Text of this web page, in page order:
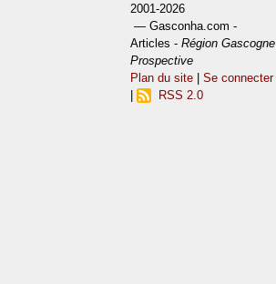
2001-2026
— Gasconha.com -
Articles -Région Gascogne
Prospective
Plan du site |Se connecter
RSS 2.0